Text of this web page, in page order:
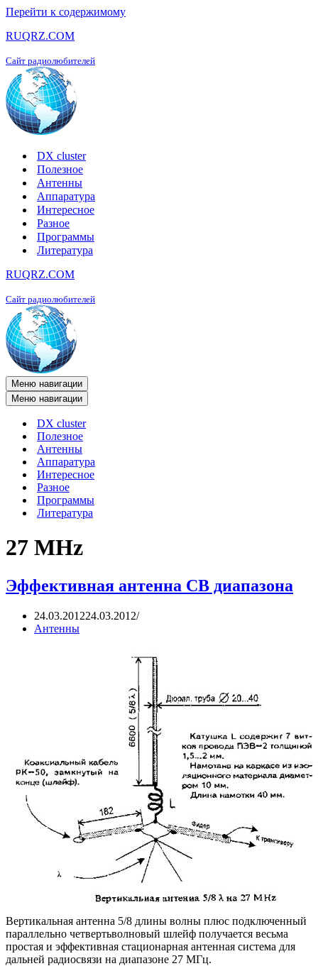
Перейти к содержимому
RUQRZ.COM
Сайт радиолюбителей
DX cluster
Полезное
Антенны
Аппаратура
Интересное
Разное
Программы
Литература
RUQRZ.COM
Сайт радиолюбителей
Меню навигации
Меню навигации
DX cluster
Полезное
Антенны
Аппаратура
Интересное
Разное
Программы
Литература
27 MHz
Эффективная антенна CB диапазона
24.03.201224.03.2012
Антенны
Вертикальная антенна 5/8 длины волны плюс подключенный
параллельно четвертьволновый шлейф получается весьма
простая и эффективная стационарная антенная система для
дальней радиосвязи на диапазоне 27 МГц.